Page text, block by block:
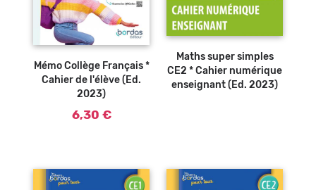
Ajouter au
Mémo Collège Français *
Cahier de l'élève (Ed.
2023)
6,30 €
Maths super simples
CE2 * Cahier numérique
enseignant (Ed. 2023)